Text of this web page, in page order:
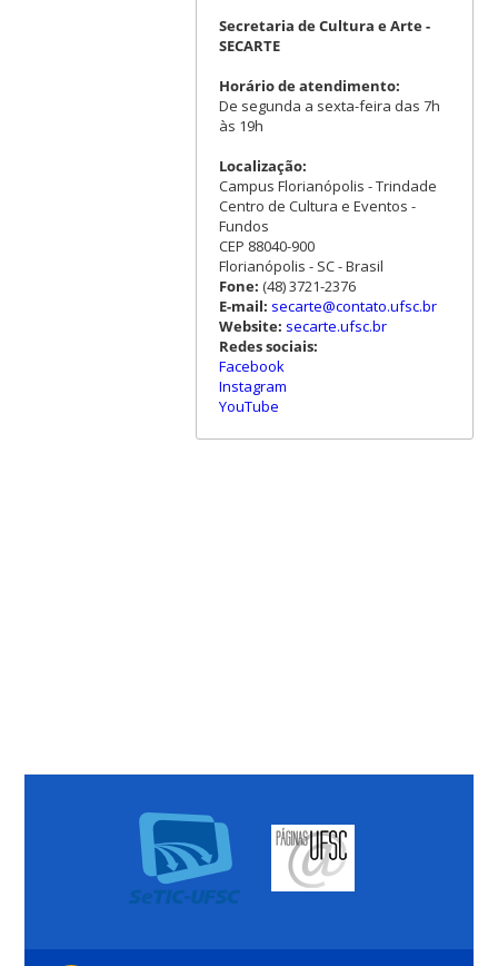
Secretaria de Cultura e Arte -
SECARTE
Horário de atendimento:
De segunda a sexta-feira das 7h
às 19h
Localização:
Campus Florianópolis - Trindade
Centro de Cultura e Eventos -
Fundos
CEP 88040-900
Florianópolis - SC - Brasil
Fone: (48) 3721-2376
E-mail: secarte@contato.ufsc.br
Website: secarte.ufsc.br
Redes sociais:
Facebook
Instagram
YouTube